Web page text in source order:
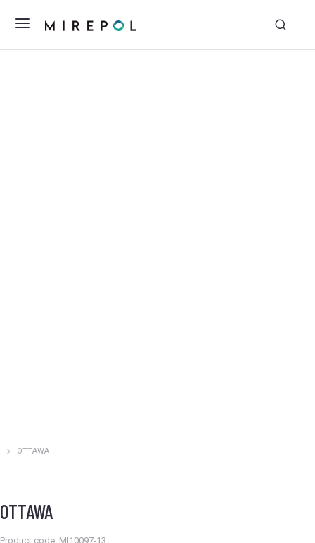
Estás aquí:
OTTAWA
OTTAWA
Product code: MI10097-13